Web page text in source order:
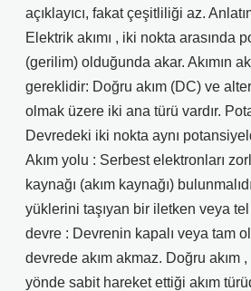
açıklayıcı, fakat çeşitliliği az.
Elektrik akımı , iki nokta arasında
(gerilim) olduğunda akar. Akımın
gereklidir: Doğru akım (DC) ve
olmak üzere iki ana türü vardır.
Devredeki iki nokta aynı
Akım yolu : Serbest elektronları
kaynağı (akım kaynağı)
yüklerini taşıyan bir iletken veya
devre : Devrenin kapalı veya tam
devrede akım akmaz. Doğru akım
yönde sabit hareket ettiği akım